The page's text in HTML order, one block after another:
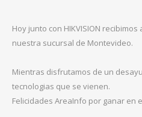
Hoy junto con HIKVISION
nuestra sucursal de Montevideo.
Mientras disfrutamos de un
tecnologias que se vienen.
Felicidades AreaInfo por ganar en